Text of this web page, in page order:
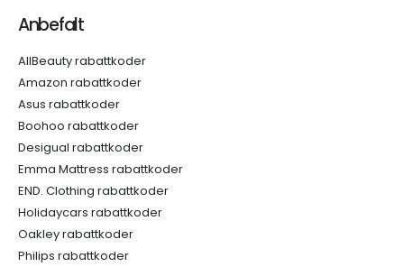
Anbefalt
AllBeauty rabattkoder
Amazon rabattkoder
Asus rabattkoder
Boohoo rabattkoder
Desigual rabattkoder
Emma Mattress rabattkoder
END. Clothing rabattkoder
Holidaycars rabattkoder
Oakley rabattkoder
Philips rabattkoder